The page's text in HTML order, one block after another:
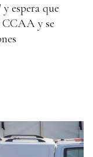
espera que
CCAA y se